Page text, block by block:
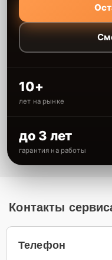
10+
лет на рынке
до 3 лет
гарантия на работы
Контакты
Телефон